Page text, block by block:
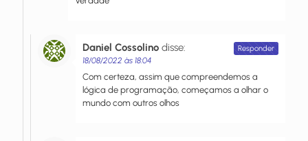
Daniel Cossolino disse:
18/08/2022 às 18:04
Com certeza, assim que compreendemos a
lógica de programação, começamos a olhar o
mundo com outros olhos
Responder